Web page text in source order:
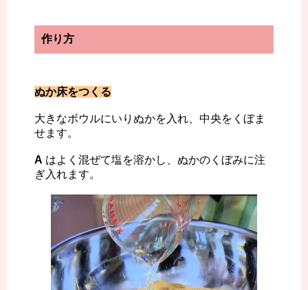
作り方
ぬか床をつくる
大きなボウルにいりぬかを入れ、中央をくぼま
せます。
A はよく混ぜて塩を溶かし、ぬかのくぼみに注
ぎ入れます。